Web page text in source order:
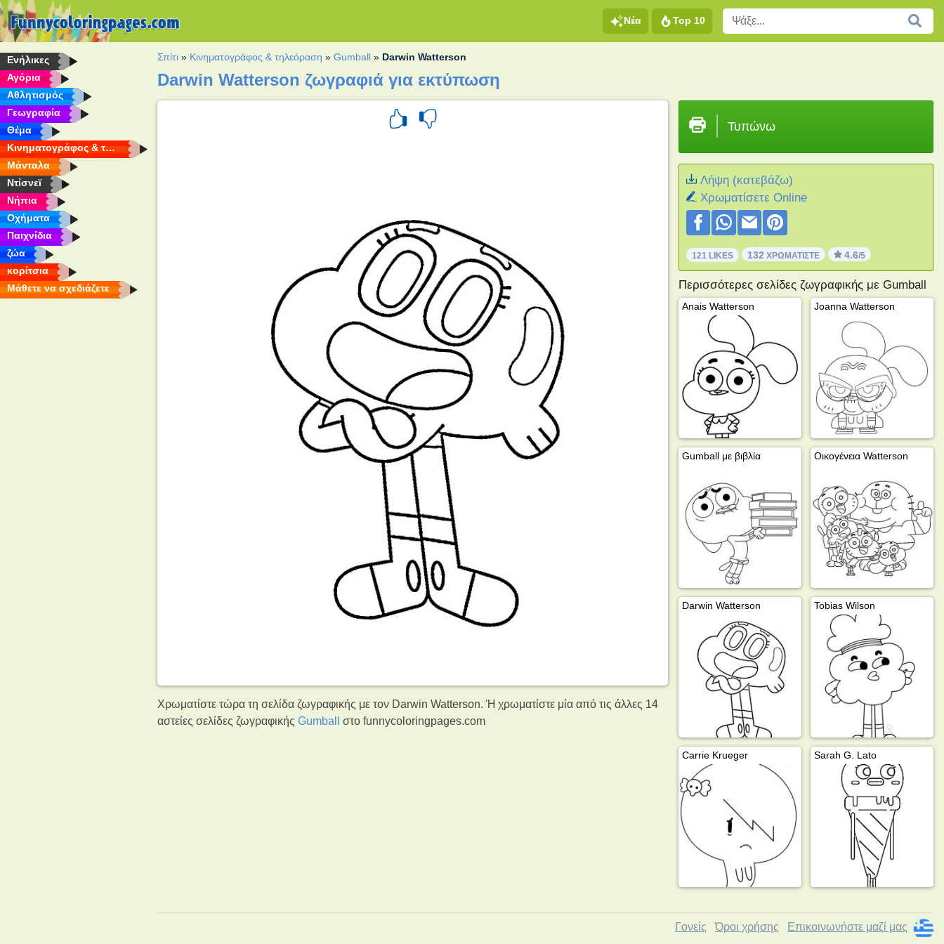
Νέα Top 10
Eνήλικες
Αγόρια
Αθλητισμός
Γεωγραφία
Θέμα
Κινηματογράφος & τηλεόραση
Μάνταλα
Ντίσνεϊ
Νήπια
Οχήματα
Παιχνίδια
ζώα
κορίτσια
Μάθετε να σχεδιάζετε
Σπίτι » Κινηματογράφος & τηλεόραση »Gumball » Darwin Watterson
Darwin Watterson ζωγραφιά για εκτύπωση
Χρωματίστε τώρα τη σελίδα ζωγραφικής με τον Darwin Watterson. Ή χρωματίστε μία από τις άλλες 14
αστείες σελίδες ζωγραφικήςGumball στο funnycoloringpages.com
Τυπώνω
Λήψη (κατεβάζω)
Xρωματίσετε Online
121 LIKES 132 ΧΡΩΜΑΤΊΣΤΕ 4.6/5
Περισσότερες σελίδες ζωγραφικής με Gumball
Anais Watterson Joanna Watterson
Gumball με βιβλία Οικογένεια Watterson
Darwin Watterson Tobias Wilson
Carrie Krueger Sarah G. Lato
Γονείς Όροι χρήσης Επικοινωνήστε μαζί μας